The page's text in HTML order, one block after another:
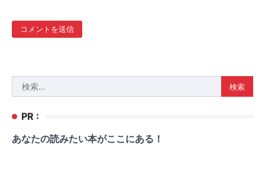
索:
PR :
あなたの読みたい本がここにある！